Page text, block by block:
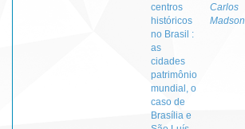
centros
históricos
no Brasil :
as
cidades
patrimônio
mundial, o
caso de
Brasília e
Carlos
Madson